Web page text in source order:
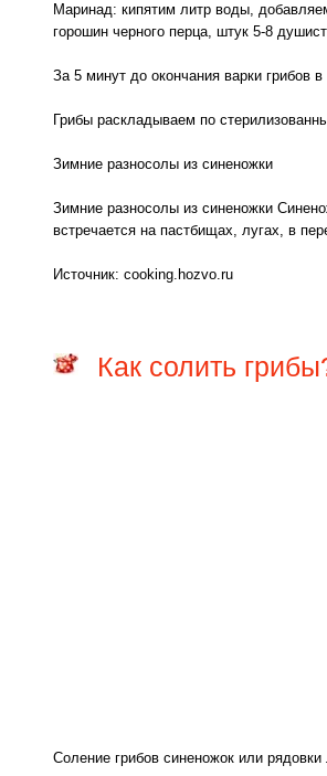
Маринад: кипятим литр воды,
горошин черного перца, штук 5-8
За 5 минут до окончания варки грибов
Грибы раскладываем по
Зимние разносолы из синеножки
Зимние разносолы из синеножки
встречается на пастбищах, лугах, в
Источник: cooking.hozvo.ru
Как солить
Соление грибов синеножок или рядовки